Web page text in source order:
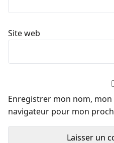
Site web
Enregistrer mon nom,
navigateur pour mon